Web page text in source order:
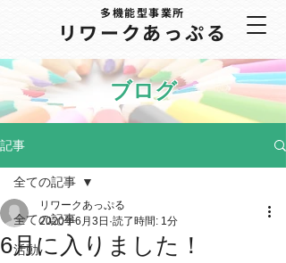
多機能型事業所
​リワークあっぷる
ブログ
記事
全ての記事
活動
全ての記事
6月に入りました！
リワークあっぷる
2020年6月3日 読了時間: 1分